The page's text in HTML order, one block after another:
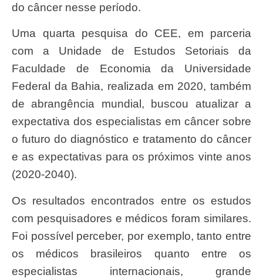
do câncer nesse período.
Uma quarta pesquisa do CEE, em parceria
com a Unidade de Estudos Setoriais da
Faculdade de Economia da Universidade
Federal da Bahia, realizada em 2020, também
de abrangência mundial, buscou atualizar a
expectativa dos especialistas em câncer sobre
o futuro do diagnóstico e tratamento do câncer
e as expectativas para os próximos vinte anos
(2020-2040).
Os resultados encontrados entre os estudos
com pesquisadores e médicos foram similares.
Foi possível perceber, por exemplo, tanto entre
os médicos brasileiros quanto entre os
especialistas internacionais, grande